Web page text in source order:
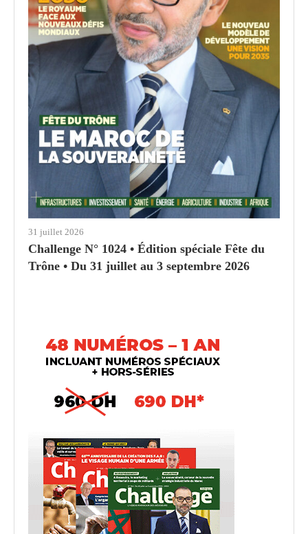
31 juillet 2026
Challenge N° 1024 • Édition spéciale Fête du
Trône • Du 31 juillet au 3 septembre 2026